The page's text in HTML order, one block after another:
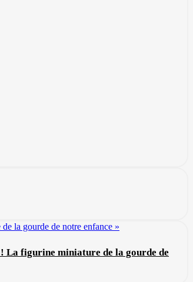
La figurine miniature de la gourde de